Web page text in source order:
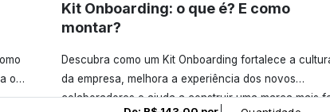
o
Kit Onboarding: o que é? E como
montar?
Descubra como um Kit Onboarding fortalece a
da empresa, melhora a experiência dos novos
colaboradores e ajuda a construir uma marca mais